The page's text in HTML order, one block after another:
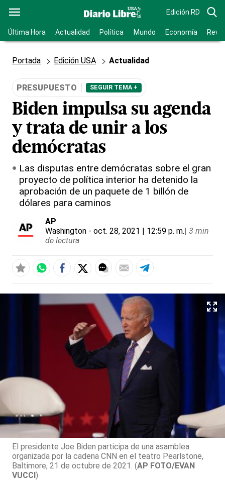
Edición RD
Última Hora Actualidad Política Mundo Economía
Portada Edición USA Actualidad
PRESUPUESTO SEGUIR TEMA +
Biden impulsa su agenda
y trata de unir a los
demócratas
Las disputas entre demócratas sobre el gran
proyecto de política interior ha detenido la
aprobación de un paquete de 1 billón de
dólares para caminos
AP
Washington - oct. 28, 2021 | 12:59 p. m.| 3 min
de lectura
El presidente Joe Biden participa de una asamblea
organizada por la cadena CNN en el teatro Pearlstone,
Baltimore, 21 de octubre de 2021. (AP FOTO/EVAN
VUCCI)